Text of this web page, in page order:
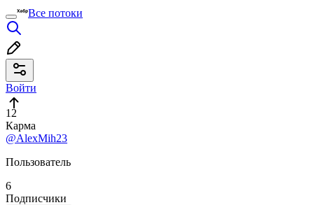
Все потоки
Войти
12
Карма
@AlexMih23
Пользователь
6
Подписчики